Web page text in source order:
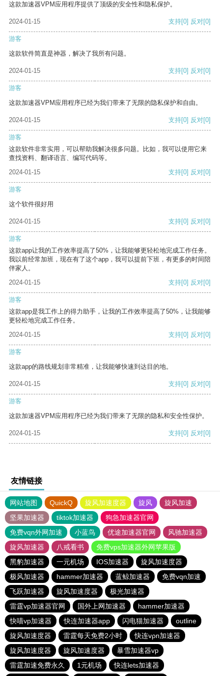
这款加速器VPM应用程序提供了顶级的安全性和隐私保护。
2024-01-15 支持[0] 反对[0]
游客
这款软件简直是神器，解决了我所有问题。
2024-01-15 支持[0] 反对[0]
游客
这款加速器VPM应用程序已经为我们带来了无限的隐私保护和自由。
2024-01-15 支持[0] 反对[0]
游客
这款软件非常实用，可以帮助我解决很多问题。比如，我可以使用它来
查找资料、翻译语言、编写代码等。
2024-01-15
支持[0] 反对[0]
游客
这个软件很好用
2024-01-15 支持[0] 反对[0]
游客
这款app让我的工作效率提高了50%，让我能够更轻松地完成工作任务。
我以前经常加班，现在有了这个app，我可以提前下班，有更多的时间陪
伴家人。
2024-01-15
支持[0] 反对[0]
游客
这款app是我工作上的得力助手，让我的工作效率提高了50%，让我能够
更轻松地完成工作任务。
2024-01-15
支持[0] 反对[0]
游客
这款app的路线规划非常精准，让我能够快速到达目的地。
2024-01-15 支持[0] 反对[0]
游客
这款加速器VPM应用程序已经为我们带来了无限的隐私和安全性保护。
2024-01-15 支持[0] 反对[0]
友情链接
网站地图 QuickQ 旋风加速度器 旋风
旋风加速
坚果加速器
tiktok加速器
狗急加速器官网
免费vqn外网加速
小蓝鸟 优途加速器官网
风驰加速器
旋风加速器
八戒看书
免费vps加速器外网苹果版
黑豹加速器
一元机场 IOS加速器
旋风加速度器
极风加速器
hammer加速器 蓝鲸加速器
免费vqn加速
飞跃加速器
旋风加速度器
极光加速器
雷霆vp加速器官网
国外上网加速器
hammer加速器
快喵vp加速器
快连加速器app 闪电猫加速器
outline
旋风加速度器
雷霆每天免费2小时
快连vρn加速器
旋风加速度器
旋风加速度器
暴雪加速器vp
雷霆加速免费永久
1元机场 快连lets加速器